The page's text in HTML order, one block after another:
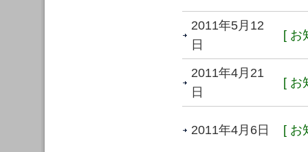
2011年5月12
日
[ お
2011年4月21
日
[ お
2011年4月6日 [ お